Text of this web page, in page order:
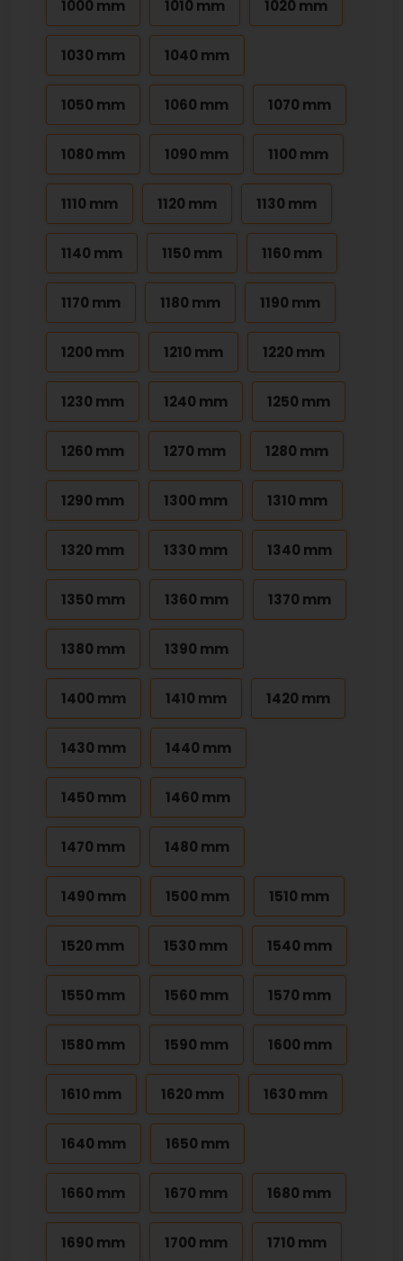
1000 mm 1010 mm 1020 mm
1030 mm 1040 mm
1050 mm 1060 mm 1070 mm
1080 mm 1090 mm 1100 mm
1110 mm 1120 mm 1130 mm
1140 mm 1150 mm 1160 mm
1170 mm 1180 mm 1190 mm
1200 mm 1210 mm 1220 mm
1230 mm 1240 mm 1250 mm
1260 mm 1270 mm 1280 mm
1290 mm 1300 mm 1310 mm
1320 mm 1330 mm 1340 mm
1350 mm 1360 mm 1370 mm
1380 mm 1390 mm
1400 mm 1410 mm 1420 mm
1430 mm 1440 mm
1450 mm 1460 mm
1470 mm 1480 mm
1490 mm 1500 mm 1510 mm
1520 mm 1530 mm 1540 mm
1550 mm 1560 mm 1570 mm
1580 mm 1590 mm 1600 mm
1610 mm 1620 mm 1630 mm
1640 mm 1650 mm
1660 mm 1670 mm 1680 mm
1690 mm 1700 mm 1710 mm